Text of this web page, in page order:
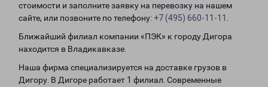
стоимости и заполните заявку на перевозку на нашем
сайте, или позвоните по телефону: +7 (495) 660-11-11
Ближайший филиал компании «ПЭК» к городу Дигора
находится в Владикавказе.
Наша фирма специализируется на доставке грузов в
Дигору. В Дигоре работает 1 филиал. Современные